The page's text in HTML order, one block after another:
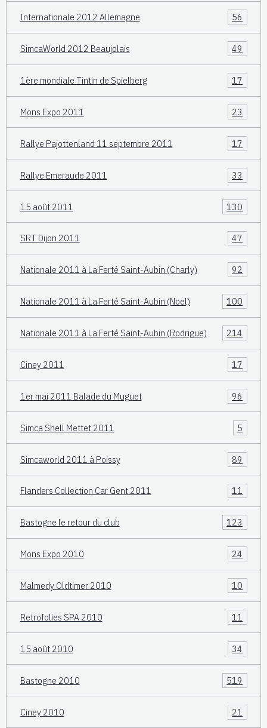
Internationale 2012 Allemagne 56
SimcaWorld 2012 Beaujolais 49
1ère mondiale Tintin de Spielberg 17
Mons Expo 2011 23
Rallye Pajottenland 11 septembre 2011 17
Rallye Emeraude 2011 33
15 août 2011 130
SRT Dijon 2011 47
Nationale 2011 à La Ferté Saint-Aubin (Charly) 92
Nationale 2011 à La Ferté Saint-Aubin (Noel) 100
Nationale 2011 à La Ferté Saint-Aubin (Rodrigue) 214
Ciney 2011 17
1er mai 2011 Balade du Muguet 96
Simca Shell Mettet 2011 5
Simcaworld 2011 à Poissy 89
Flanders Collection Car Gent 2011 11
Bastogne le retour du club 123
Mons Expo 2010 24
Malmedy Oldtimer 2010 10
Retrofolies SPA 2010 11
15 août 2010 34
Bastogne 2010 519
Ciney 2010 21